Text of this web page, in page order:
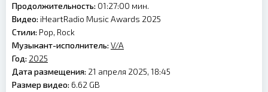
Продолжительность: 01:27:00 мин.
Видео: iHeartRadio Music Awards 2025
Стили: Pop, Rock
Музыкант-исполнитель: V/A
Год: 2025
Дата размещения: 21 апреля 2025, 18:45
Размер видео: 6.62 GB